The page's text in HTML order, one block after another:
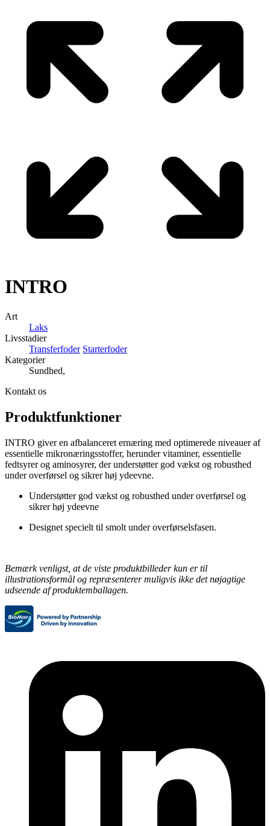
INTRO
Art
Laks
Livsstadier
Transferfoder Starterfoder
Kategorier
Sundhed,
Kontakt os
Produktfunktioner
INTRO giver en afbalanceret ernæring med optimerede niveauer af
essentielle mikronæringsstoffer, herunder vitaminer, essentielle
fedtsyrer og aminosyrer, der understøtter god vækst og robusthed
under overførsel og sikrer høj ydeevne.
Understøtter god vækst og robusthed under overførsel og
sikrer høj ydeevne
Designet specielt til smolt under overførselsfasen.
Bemærk venligst, at de viste produktbilleder kun er til
illustrationsformål og repræsenterer muligvis ikke det nøjagtige
udseende af produktemballagen.